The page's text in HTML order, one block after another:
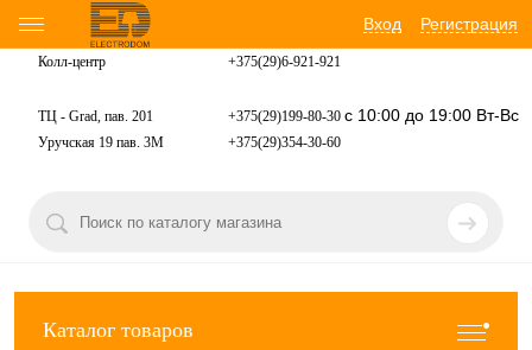
Вход Регистрация
Колл-центр +375(29)6-921-921
ТЦ - Grad, пав. 201 +375(29)199-80-30 с 10:00 до 19:00 Вт-Вс
Уручская 19 пав. 3М +375(29)354-30-60
Каталог товаров